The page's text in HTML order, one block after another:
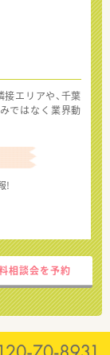
エリアや、千葉
ではなく業界動
!
相談会を予約